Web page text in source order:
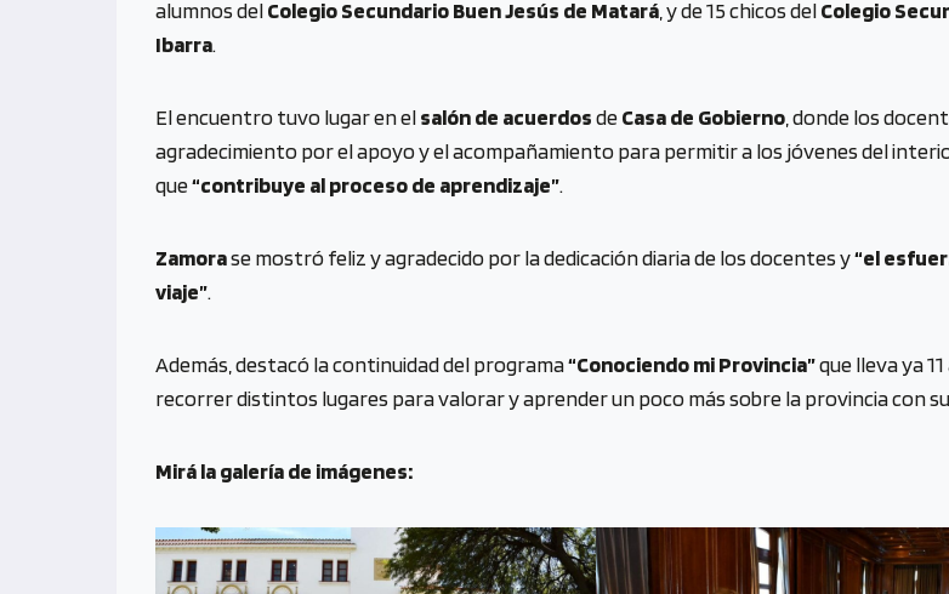
o
k
n
er
Li
k
a
s
p
p
alumnos delColegio Secundario Buen Jesús de Matará , y de 15 chicos delColegio
Ibarra.
El encuentro tuvo lugar en elsalón de acuerdosdeCasa de Gobierno , donde los
agradecimiento por el apoyo y el acompañamiento para permitir a los jóvenes del
que“contribuye al proceso de aprendizaje”.
Zamorase mostró feliz y agradecido por la dedicación diaria de los docentes y“el
viaje”.
Además, destacó la continuidad del programa“Conociendo mi Provincia”que lleva ya
recorrer distintos lugares para valorar y aprender un poco más sobre la provincia con
Mirá la galería de imágenes: